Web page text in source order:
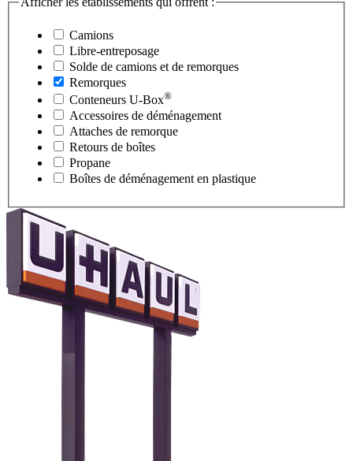
Camions
Libre-entreposage
Solde de camions et de remorques
Remorques
Conteneurs U-Box®
Accessoires de déménagement
Attaches de remorque
Retours de boîtes
Propane
Boîtes de déménagement en plastique